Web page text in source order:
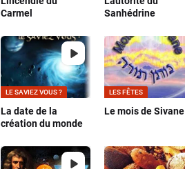
Carmel
Sanhédrine
LE SAVIEZ VOUS ?
La date de la
création du monde
LES FÊTES
Le mois de Sivane